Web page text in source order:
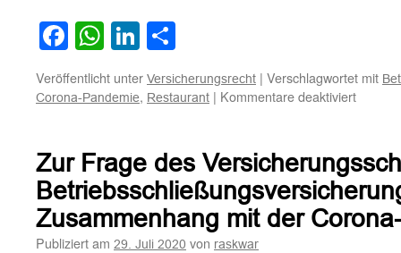
Facebook
WhatsApp
LinkedIn
Veröffentlicht unter Versicherungsrecht | Verschlagwortet mit
Corona-Pandemie, Restaurant | Kommentare deaktiviertfür
auf
aus
Zur Frage des
Zusammenhang mit der
Publiziert am 29. Juli 2020 von raskwar